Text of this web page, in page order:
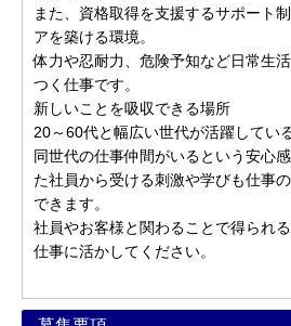
また、資格取得を支援するサポート
アを築ける環境。
体力や忍耐力、危険予知など日常生
つく仕事です。
新しいことを吸収できる場所
20～60代と幅広い世代が活躍してい
同世代の仕事仲間がいるという安心
た社員から受ける刺激や学びも仕事
できます。
社員やお客様と関わることで得られ
仕事に活かしてください。